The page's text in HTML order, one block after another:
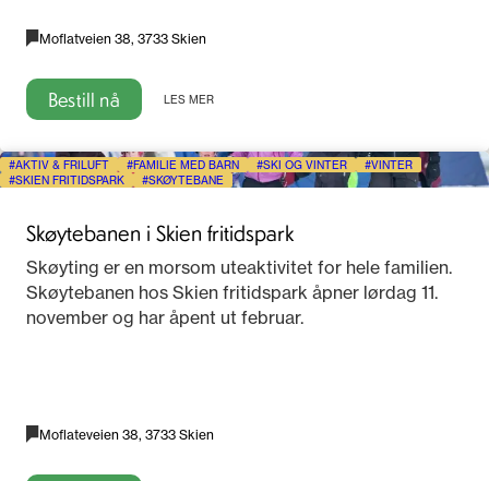
Moflatveien 38, 3733 Skien
Bestill nå LES MER
AKTIV & FRILUFT FAMILIE MED BARN SKI OG VINTER
VINTER
SKIEN FRITIDSPARK
SKØYTEBANE
Skøytebanen i Skien fritidspark
Skøyting er en morsom uteaktivitet for hele familien.
Skøytebanen hos Skien fritidspark åpner lørdag 11.
november og har åpent ut februar.
Moflateveien 38, 3733 Skien